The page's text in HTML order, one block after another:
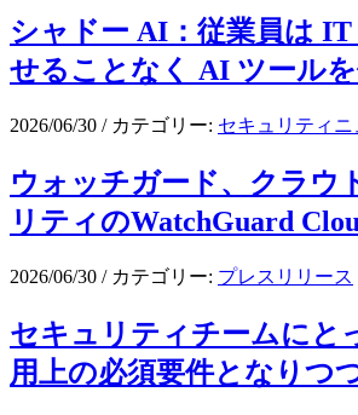
シャドー AI：従業員は IT
せることなく AI ツール
2026/06/30 / カテゴリー: セキュリティニ
ウォッチガード、クラウ
リティのWatchGuard
2026/06/30 / カテゴリー: プレスリリース
セキュリティチームにと
用上の必須要件となりつ